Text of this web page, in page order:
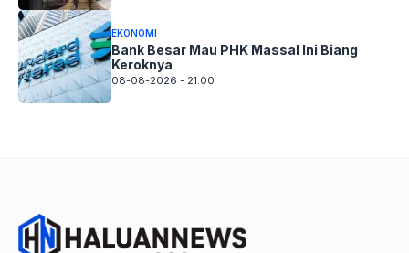
EKONOMI
Bank Besar Mau PHK Massal Ini Biang
Keroknya
08-08-2026 - 21.00